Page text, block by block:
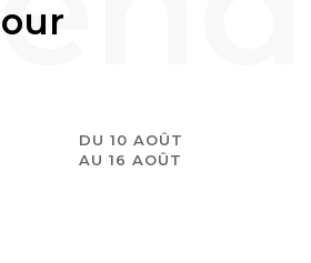
DU 10 AOÛT
AU 16 AOÛT